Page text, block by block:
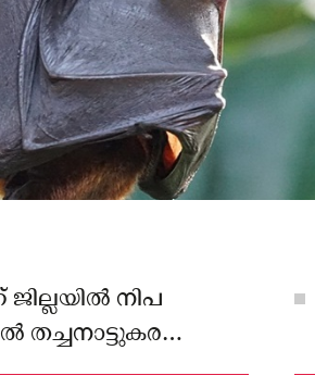
നിപ
തച്ചനാട്ടുകര
കോളജിൽ